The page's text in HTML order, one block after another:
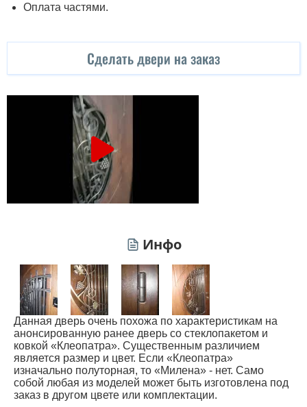
Оплата частями.
Сделать двери на заказ
Инфо
Данная дверь очень похожа по характеристикам на
анонсированную ранее дверь со стеклопакетом и
ковкой «Клеопатра». Существенным различием
является размер и цвет. Если «Клеопатра»
изначально полуторная, то «Милена» - нет. Само
собой любая из моделей может быть изготовлена под
заказ в другом цвете или комплектации.